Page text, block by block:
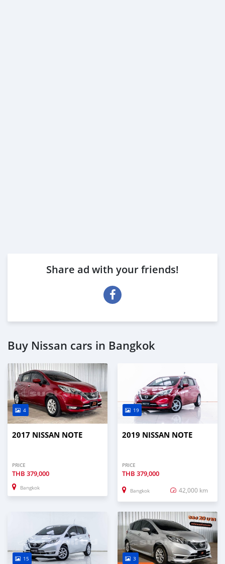
Share ad with your friends!
Buy Nissan cars in Bangkok
4
2017 NISSAN NOTE
PRICE
THB 379,000
Bangkok
19
2019 NISSAN NOTE
PRICE
THB 379,000
Bangkok 42,000 km
15 3